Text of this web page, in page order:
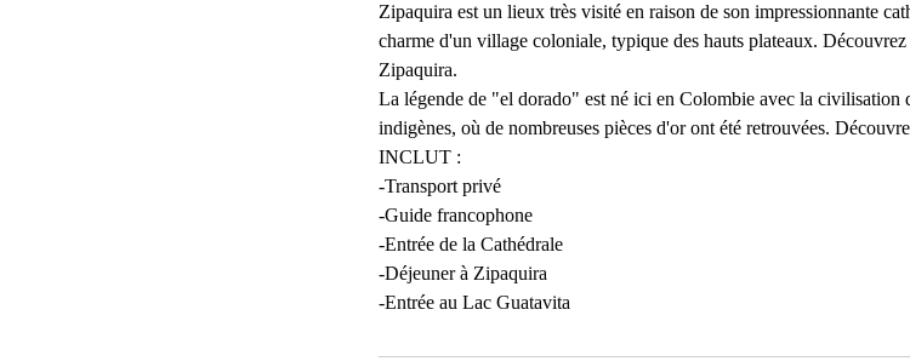
Zipaquira est un lieux très visité en raison de son impressionnante
charme d'un village coloniale, typique des hauts plateaux.
Zipaquira.
La légende de "el dorado" est né ici en Colombie avec la civilisation
indigènes, où de nombreuses pièces d'or ont été retrouvées.
INCLUT :
-Transport privé
-Guide francophone
-Entrée de la Cathédrale
-Déjeuner à Zipaquira
-Entrée au Lac Guatavita